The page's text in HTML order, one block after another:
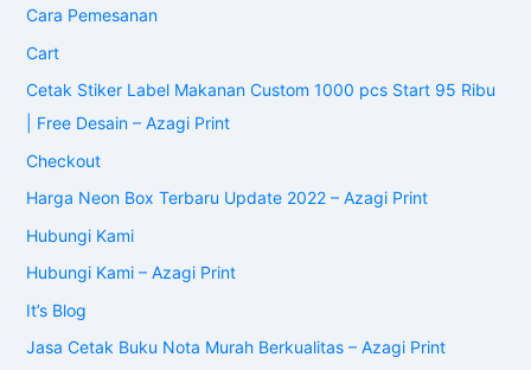
Cara Pemesanan
Cart
Cetak Stiker Label Makanan Custom 1000 pcs Start 95 Ribu
| Free Desain – Azagi Print
Checkout
Harga Neon Box Terbaru Update 2022 – Azagi Print
Hubungi Kami
Hubungi Kami – Azagi Print
It’s Blog
Jasa Cetak Buku Nota Murah Berkualitas – Azagi Print